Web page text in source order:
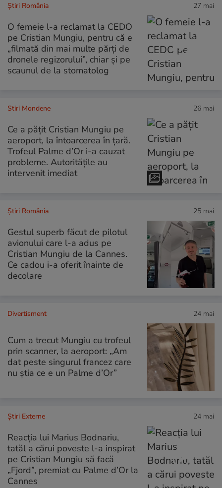
Știri România 27 mai
O femeie l-a reclamat la CEDO
pe Cristian Mungiu, pentru că e
„filmată din mai multe părţi de
dronele regizorului”, chiar și pe
scaunul de la stomatolog
Stiri Mondene 26 mai
Ce a pățit Cristian Mungiu pe
aeroport, la întoarcerea în țară.
Trofeul Palme d’Or i-a cauzat
probleme. Autoritățile au
intervenit imediat
Știri România 25 mai
Gestul superb făcut de pilotul
avionului care l-a adus pe
Cristian Mungiu de la Cannes.
Ce cadou i-a oferit înainte de
decolare
Divertisment 24 mai
Cum a trecut Mungiu cu trofeul
prin scanner, la aeroport: „Am
dat peste singurul francez care
nu știa ce e un Palme d’Or”
Știri Externe 24 mai
Reacția lui Marius Bodnariu,
tatăl a cărui poveste l-a inspirat
pe Cristian Mungiu să facă
„Fjord”, premiat cu Palme d’Or la
Cannes